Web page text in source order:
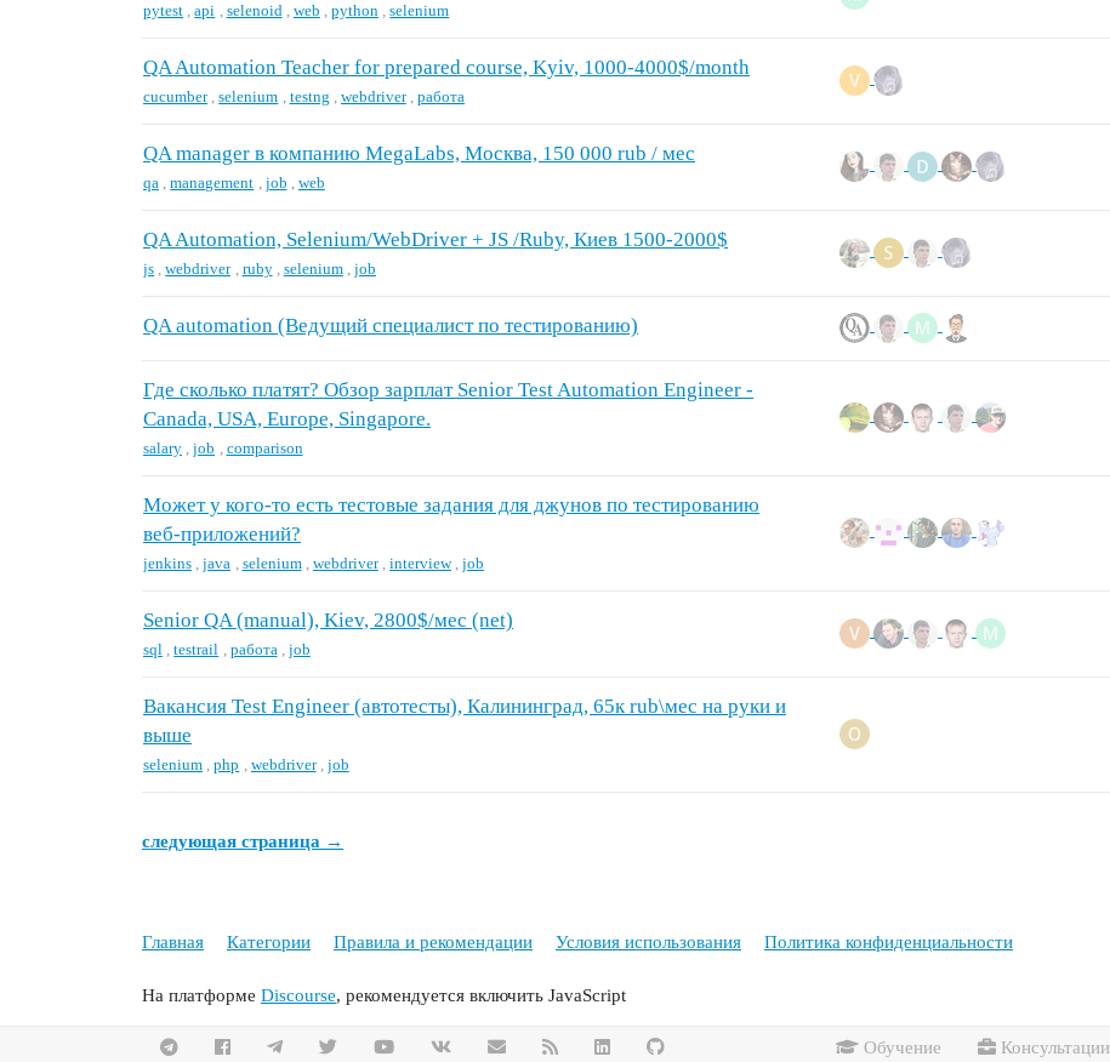
pytest ,api , selenoid , web ,python ,selenium
QA Automation Teacher for prepared course, Kyiv, 1000-4000$/month
cucumber ,selenium , testng , webdriver ,работа
QA manager в компанию MegaLabs, Москва, 150 000 rub / мес
qa ,management , job , web
QA Automation, Selenium/WebDriver + JS /Ruby, Киев 1500-2000$
js ,webdriver , ruby , selenium ,job
QA automation (Ведущий специалист по тестированию)
Где сколько платят? Обзор зарплат Senior Test Automation Engineer -
Canada, USA, Europe, Singapore.
salary ,job , comparison
Может у кого-то есть тестовые задания для джунов по тестированию
веб-приложений?
jenkins ,java , selenium , webdriver ,interview ,job
Senior QA (manual), Kiev, 2800$/мес (net)
sql ,testrail , работа , job
Вакансия Test Engineer (автотесты), Калининград, 65к rub\мес на руки и
выше
selenium ,php , webdriver , job
следующая страница →
Главная Категории Правила и рекомендации Условия использования Политика конфиденциальности
На платформе Discourse, рекомендуется включить JavaScript
Консультации
Обучение